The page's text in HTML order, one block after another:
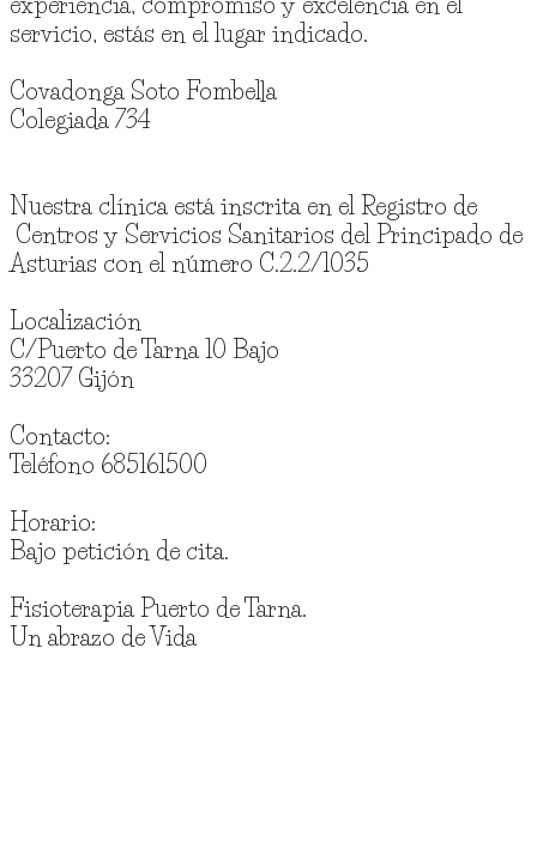
servicio, estás en el lugar indicado.
Covadonga Soto Fombella
Colegiada 734
Nuestra clínica está inscrita en el Registro de
Centros y Servicios Sanitarios del Principado de
Asturias con el número C.2.2/1035
Localización
C/Puerto de Tarna 10 Bajo
33207 Gijón
Contacto:
Teléfono 685161500
Horario:
Bajo petición de cita.
Fisioterapia Puerto de Tarna.
Un abrazo de Vida